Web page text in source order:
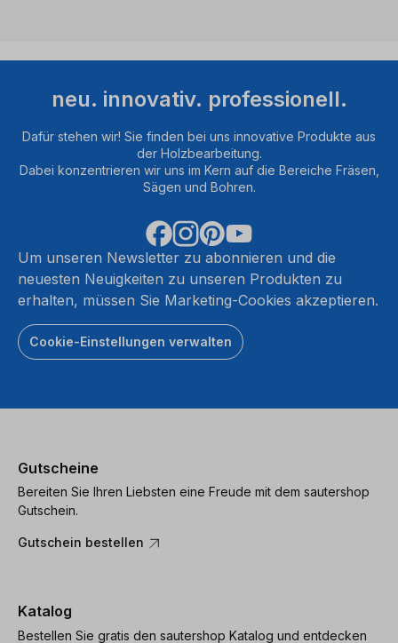
neu. innovativ. professionell.
Dafür stehen wir! Sie finden bei uns innovative Produkte aus
der Holzbearbeitung.
Dabei konzentrieren wir uns im Kern auf die Bereiche Fräsen,
Sägen und Bohren.
Um unseren Newsletter zu abonnieren und die
neuesten Neuigkeiten zu unseren Produkten zu
erhalten, müssen Sie Marketing-Cookies akzeptieren.
Cookie-Einstellungen verwalten
Gutscheine
Bereiten Sie Ihren Liebsten eine Freude mit dem sautershop
Gutschein.
Gutschein bestellen
Katalog
Bestellen Sie gratis den sautershop Katalog und entdecken